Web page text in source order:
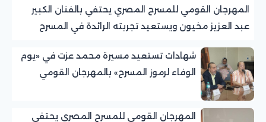
المهرجان القومي للمسرح المصري يحتفي بالفنان الكبير
عبد العزيز مخيون ويستعيد تجربته الرائدة في المسرح
شهادات تستعيد مسيرة محمد عزت في «يوم
الوفاء لرموز المسرح» بالمهرجان القومي
المهرجان القومي للمسرح المصري يحتفي